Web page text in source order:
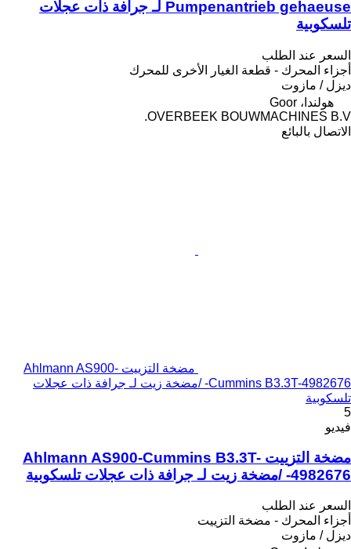
Pumpenantrieb gehaeuse لـ جرافة ذات عجلات
تلسكوبية
السعر عند الطلب
أجزاء المحرك - قطعة الغيار الأخرى للمحرك
ديزل / مازوت
هولندا، Goor
OVERBEEK BOUWMACHINES B.V.
الاتصال بالبائع
مضخة التزييت Ahlmann AS900-
Cummins B3.3T-4982676- /مضخة زيت لـ جرافة ذات عجلات
تلسكوبية
5
فيديو
مضخة التزييت Ahlmann AS900-Cummins B3.3T-
4982676- /مضخة زيت لـ جرافة ذات عجلات تلسكوبية
السعر عند الطلب
أجزاء المحرك - مضخة التزييت
ديزل / مازوت